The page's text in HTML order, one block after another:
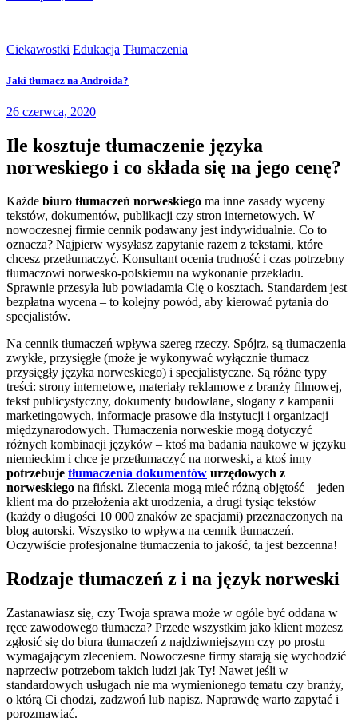
Ciekawostki Edukacja Tłumaczenia
Jaki tłumacz na Androida?
26 czerwca, 2020
Ile kosztuje tłumaczenie języka
norweskiego i co składa się na jego cenę?
Każde biuro tłumaczeń norweskiego ma inne zasady wyceny
tekstów, dokumentów, publikacji czy stron internetowych. W
nowoczesnej firmie cennik podawany jest indywidualnie. Co to
oznacza? Najpierw wysyłasz zapytanie razem z tekstami, które
chcesz przetłumaczyć. Konsultant ocenia trudność i czas potrzebny
tłumaczowi norwesko-polskiemu na wykonanie przekładu.
Sprawnie przesyła lub powiadamia Cię o kosztach. Standardem jest
bezpłatna wycena – to kolejny powód, aby kierować pytania do
specjalistów.
Na cennik tłumaczeń wpływa szereg rzeczy. Spójrz, są tłumaczenia
zwykłe, przysięgłe (może je wykonywać wyłącznie tłumacz
przysięgły języka norweskiego) i specjalistyczne. Są różne typy
treści: strony internetowe, materiały reklamowe z branży filmowej,
tekst publicystyczny, dokumenty budowlane, slogany z kampanii
marketingowych, informacje prasowe dla instytucji i organizacji
międzynarodowych. Tłumaczenia norweskie mogą dotyczyć
różnych kombinacji języków – ktoś ma badania naukowe w języku
niemieckim i chce je przetłumaczyć na norweski, a ktoś inny
potrzebuje tłumaczenia dokumentów urzędowych z
norweskiego na fiński. Zlecenia mogą mieć różną objętość – jeden
klient ma do przełożenia akt urodzenia, a drugi tysiąc tekstów
(każdy o długości 10 000 znaków ze spacjami) przeznaczonych na
blog autorski. Wszystko to wpływa na cennik tłumaczeń.
Oczywiście profesjonalne tłumaczenia to jakość, ta jest bezcenna!
Rodzaje tłumaczeń z i na język norweski
Zastanawiasz się, czy Twoja sprawa może w ogóle być oddana w
ręce zawodowego tłumacza? Przede wszystkim jako klient możesz
zgłosić się do biura tłumaczeń z najdziwniejszym czy po prostu
wymagającym zleceniem. Nowoczesne firmy starają się wychodzić
naprzeciw potrzebom takich ludzi jak Ty! Nawet jeśli w
standardowych usługach nie ma wymienionego tematu czy branży,
o którą Ci chodzi, zadzwoń lub napisz. Naprawdę warto zapytać i
porozmawiać.